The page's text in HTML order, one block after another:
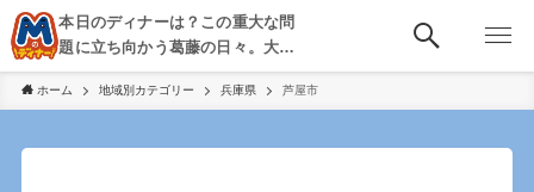
本日のディナーは？この重大な問
題に立ち向かう葛藤の日々。大
阪・京都・神戸を中心とした食べ
歩き、飲み歩きを綴る。
ホーム 地域別カテゴリー 兵庫県 芦屋市